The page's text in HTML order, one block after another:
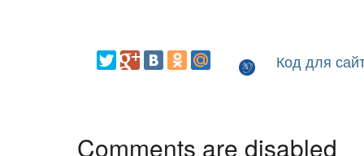
Код для
Comments are disabled